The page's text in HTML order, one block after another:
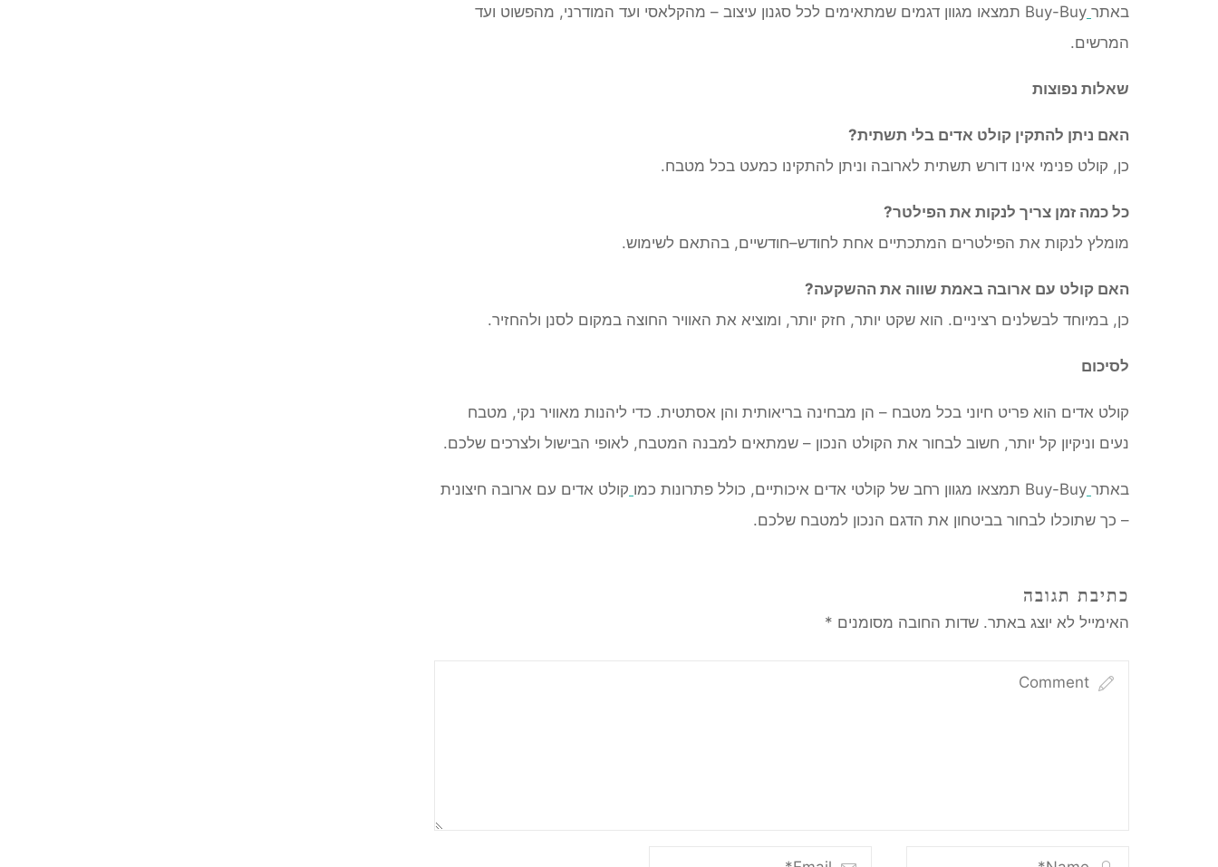
באתר
Buy-Buy תמצאו מגוון דגמים שמתאימים לכל סגנון עיצוב – מהקלאסי ועד המודרני, מהפשוט ועד
המרשים.
שאלות נפוצות
האם ניתן להתקין קולט אדים בלי תשתית?
כן, קולט פנימי אינו דורש תשתית לארובה וניתן להתקינו כמעט בכל מטבח.
כל כמה זמן צריך לנקות את הפילטר?
מומלץ לנקות את הפילטרים המתכתיים אחת לחודש–חודשיים, בהתאם לשימוש.
האם קולט עם ארובה באמת שווה את ההשקעה?
כן, במיוחד לבשלנים רציניים. הוא שקט יותר, חזק יותר, ומוציא את האוויר החוצה במקום לסנן ולהחזיר.
לסיכום
קולט אדים הוא פריט חיוני בכל מטבח – הן מבחינה בריאותית והן אסתטית. כדי ליהנות מאוויר נקי, מטבח
נעים וניקיון קל יותר, חשוב לבחור את הקולט הנכון – שמתאים למבנה המטבח, לאופי הבישול ולצרכים שלכם.
באתר Buy-Buy תמצאו מגוון רחב של קולטי אדים איכותיים, כולל פתרונות כמו
קולט אדים עם ארובה חיצונית
– כך שתוכלו לבחור בביטחון את הדגם הנכון למטבח שלכם.
כתיבת תגובה
האימייל לא יוצג באתר. שדות החובה מסומנים *